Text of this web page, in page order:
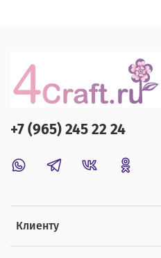
Клиенту
+7 (965) 245 22 24